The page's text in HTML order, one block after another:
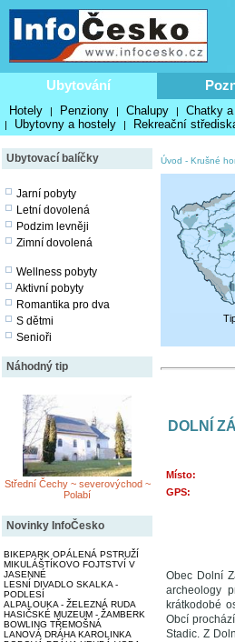
Ubytování
Hotely | Penziony | Chalupy | Chatky
| Ubytovny a hostely | Rekreační
Ubytovací balíčky
Jarní pobyty
Letní dovolená
Podzim levněji
Zimní dovolená
Wellness pobyty
Aktivní pobyty
Romantika pro dva
S dětmi
Senioři
Náhodný tip
Střední Čechy ~ severovýchod ~
Polabí
Novinky InfoČesko
BIKEPARK OPÁLENÁ PSTRUŽÍ
MIKULÁŠTÍKOVO FOJTSTVÍ V
JASENNÉ
LESNÍ DIVADLO SKALKA -
PODLESÍ
ALPALOUKA - ŽELEZNÁ RUDA
HASIČSKÉ MUZEUM - ŽAMBERK
BOWLING TŘEMOŠNÁ
LANOVÁ DRÁHA KAROLINKA
Úvod - Krušné
DOLNÍ
Místo:
GPS:
Obec Dolní
archeology
krátkodobé
Obcí
Stadic. Z